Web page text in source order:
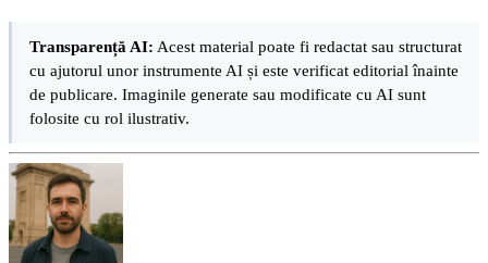
Transparență AI: Acest material poate fi redactat sau structurat
cu ajutorul unor instrumente AI și este verificat editorial înainte
de publicare. Imaginile generate sau modificate cu AI sunt
folosite cu rol ilustrativ.